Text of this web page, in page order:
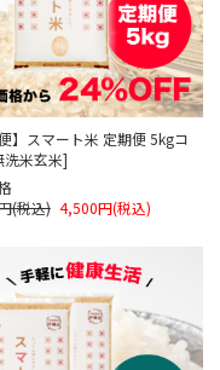
便】スマート米 定期便 5kgコ
洗米玄米]
(税込) 4,500円(税込)